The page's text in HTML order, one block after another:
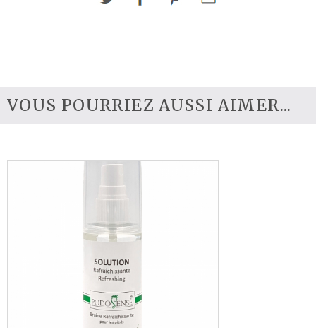
VOUS POURRIEZ AUSSI AIMER...